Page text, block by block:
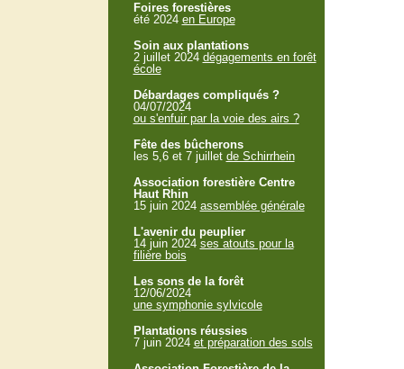
Foires forestières
été 2024 en Europe
Soin aux plantations
2 juillet 2024 dégagements en forêt
école
Débardages compliqués ?
04/07/2024
ou s'enfuir par la voie des airs ?
Fête des bûcherons
les 5,6 et 7 juillet de Schirrhein
Association forestière Centre
Haut Rhin
15 juin 2024 assemblée générale
L'avenir du peuplier
14 juin 2024 ses atouts pour la
filière bois
Les sons de la forêt
12/06/2024
une symphonie sylvicole
Plantations réussies
7 juin 2024 et préparation des sols